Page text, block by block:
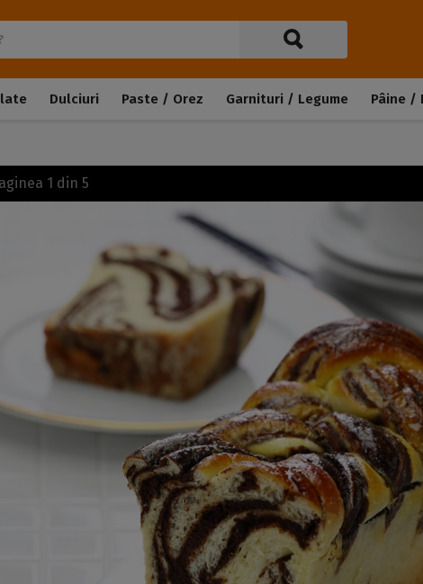
Dulciuri Paste / Orez Garnituri / Legume Pâine /
1 din 5